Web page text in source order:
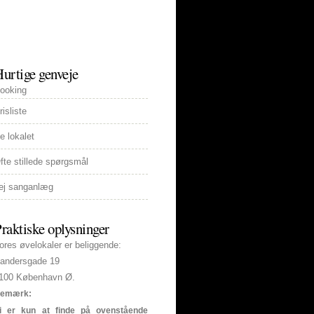
genveje
lokalet
stillede spørgsmål
sanganlæg
oplysninger
øvelokaler er beliggende:
19
København Ø.
er kun at finde på ovenstående